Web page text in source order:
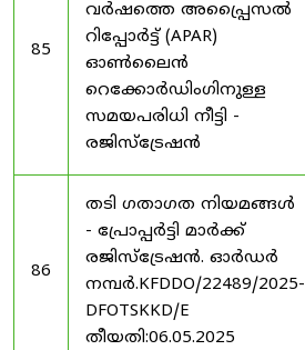
85
വർഷത്തെ അപ്പ്രൈസൽ
റിപ്പോർട്ട് (APAR)
ഓൺലൈൻ
റെക്കോർഡിംഗിനുള്ള
സമയപരിധി നീട്ടി -
രജിസ്ട്രേഷൻ
86
തടി ഗതാഗത നിയമങ്ങൾ
- പ്രോപ്പർട്ടി മാർക്ക്
രജിസ്ട്രേഷൻ. ഓർഡർ
നമ്പർ.KFDDO/22489/2025-
DFOTSKKD/E
തീയതി:06.05.2025